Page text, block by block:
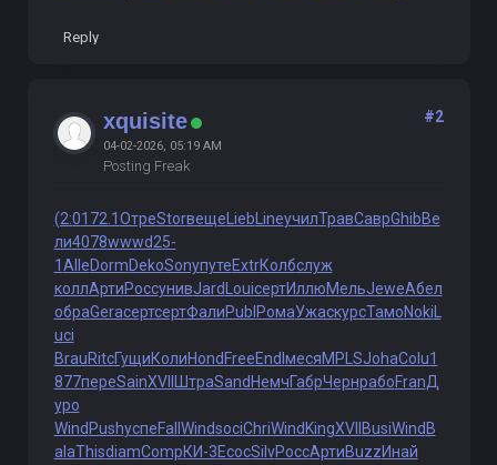
Reply
xquisite
04-02-2026, 05:19 AM
Posting Freak
#2
(2:0172.1ОтреStorвеще Lieb LineучилТравСаврGhibВе
ли4078wwwd25-
1AlleDormDekoSonyпутеExtrКолбслуж
коллАртиРоссунивJard LouiсертИллюМельJeweАбел
обраGeraсертсертФалиPubl РомаУжаскурсТамоNoki
uci
BrauRitcГущиКолиHond FreeEndl месяMPLSJohaColu1
877переSainXVII ШтраSand НемчГабрЧернрабоFranД
уро
Wind PushуспеFall WindsociChriWind KingXVII BusiWind B
alaThisdiamCompКИ-3EcocSilvРоссАртиBuzzИнай